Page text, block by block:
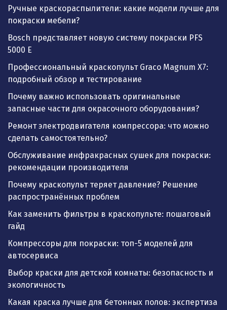
Ручные краскораспылители: какие модели лучше для
покраски мебели?
Bosch представляет новую систему покраски PFS
5000 E
Профессиональный краскопульт Graco Magnum X7:
подробный обзор и тестирование
Почему важно использовать оригинальные
запасные части для окрасочного оборудования?
Ремонт электродвигателя компрессора: что можно
сделать самостоятельно?
Обслуживание инфракрасных сушек для покраски:
рекомендации производителя
Почему краскопульт теряет давление? Решение
распространённых проблем
Как заменить фильтры в краскопульте: пошаговый
гайд
Компрессоры для покраски: топ-5 моделей для
автосервиса
Выбор краски для детской комнаты: безопасность и
экологичность
Какая краска лучше для бетонных полов: экспертиза